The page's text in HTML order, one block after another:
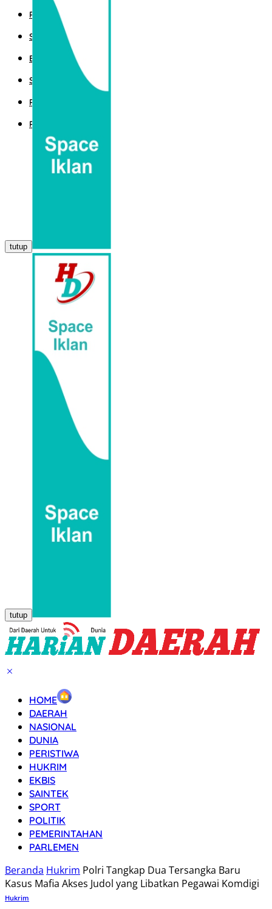
POLITIK
SPORT
EKBIS
SAINTEK
PEMERINTAHAN
PARLEMEN
tutup
tutup
HOME
DAERAH
NASIONAL
DUNIA
PERISTIWA
HUKRIM
EKBIS
SAINTEK
SPORT
POLITIK
PEMERINTAHAN
PARLEMEN
Beranda Hukrim Polri Tangkap Dua Tersangka Baru
Kasus Mafia Akses Judol yang Libatkan Pegawai Komdigi
Hukrim